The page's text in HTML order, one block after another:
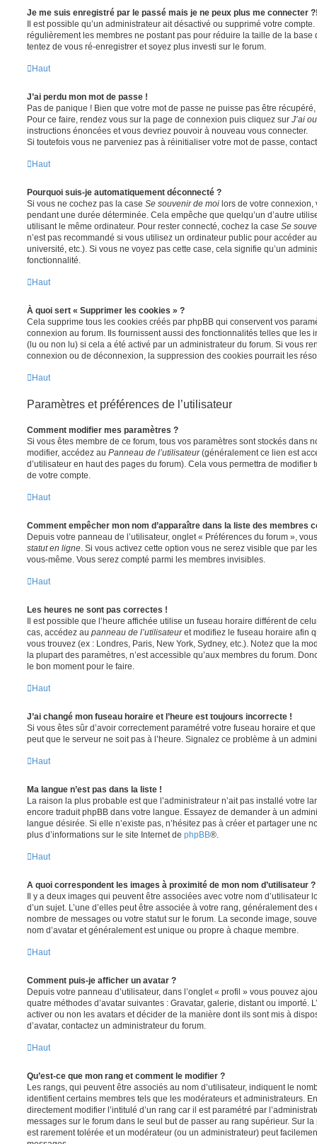
Je me suis enregistré par le passé mais je ne peux plus me connecter
Il est possible qu’un administrateur ait désactivé ou supprimé votre
régulièrement les membres ne postant pas pour réduire la taille de la base
tentez de vous ré-enregistrer et soyez plus investi sur le forum.
Haut
J’ai perdu mon mot de passe !
Pas de panique ! Bien que votre mot de passe ne puisse pas être
Pour ce faire, rendez vous sur la page de connexion puis cliquez sur J’ai
instructions énoncées et vous devriez pouvoir à nouveau vous connecter.
Si toutefois vous ne parveniez pas à réinitialiser votre mot de passe,
Haut
Pourquoi suis-je automatiquement déconnecté ?
Si vous ne cochez pas la case Se souvenir de moi lors de votre connexion,
pendant une durée déterminée. Cela empêche que quelqu’un d’autre
utilisant le même ordinateur. Pour rester connecté, cochez la case Se
n’est pas recommandé si vous utilisez un ordinateur public pour accéder
université, etc.). Si vous ne voyez pas cette case, cela signifie qu’un
fonctionnalité.
Haut
À quoi sert « Supprimer les cookies » ?
Cela supprime tous les cookies créés par phpBB qui conservent vos
connexion au forum. Ils fournissent aussi des fonctionnalités telles que les
(lu ou non lu) si cela a été activé par un administrateur du forum. Si vous
connexion ou de déconnexion, la suppression des cookies pourrait les
Haut
Paramètres et préférences de l’utilisateur
Comment modifier mes paramètres ?
Si vous êtes membre de ce forum, tous vos paramètres sont stockés dans
modifier, accédez au Panneau de l’utilisateur(généralement ce lien est
d’utilisateur en haut des pages du forum). Cela vous permettra de modifier
de votre compte.
Haut
Comment empêcher mon nom d’apparaître dans la liste des membres
Depuis votre panneau de l’utilisateur, onglet « Préférences du forum »,
statut en ligne . Si vous activez cette option vous ne serez visible que par
vous-même. Vous serez compté parmi les membres invisibles.
Haut
Les heures ne sont pas correctes !
Il est possible que l’heure affichée utilise un fuseau horaire différent de
cas, accédez au panneau de l’utilisateuret modifiez le fuseau horaire afin
vous trouvez (ex : Londres, Paris, New York, Sydney, etc.). Notez que la
la plupart des paramètres, n’est accessible qu’aux membres du forum.
le bon moment pour le faire.
Haut
J’ai changé mon fuseau horaire et l’heure est toujours incorrecte !
Si vous êtes sûr d’avoir correctement paramétré votre fuseau horaire et
peut que le serveur ne soit pas à l’heure. Signalez ce problème à un
Haut
Ma langue n’est pas dans la liste !
La raison la plus probable est que l’administrateur n’ait pas installé votre
encore traduit phpBB dans votre langue. Essayez de demander à un
langue désirée. Si elle n’existe pas, n’hésitez pas à créer et partager une
plus d’informations sur le site Internet de phpBB®.
Haut
A quoi correspondent les images à proximité de mon nom d’utilisateur ?
Il y a deux images qui peuvent être associées avec votre nom d’utilisateur
d’un sujet. L’une d’elles peut être associée à votre rang, généralement
nombre de messages ou votre statut sur le forum. La seconde image,
nom d’avatar et généralement est unique ou propre à chaque membre.
Haut
Comment puis-je afficher un avatar ?
Depuis votre panneau d’utilisateur, dans l’onglet « profil » vous pouvez
quatre méthodes d’avatar suivantes : Gravatar, galerie, distant ou importé.
activer ou non les avatars et décider de la manière dont ils sont mis à
d’avatar, contactez un administrateur du forum.
Haut
Qu’est-ce que mon rang et comment le modifier ?
Les rangs, qui peuvent être associés au nom d’utilisateur, indiquent le
identifient certains membres tels que les modérateurs et administrateurs.
directement modifier l’intitulé d’un rang car il est paramétré par
messages sur le forum dans le seul but de passer au rang supérieur. Sur
est rarement tolérée et un modérateur (ou un administrateur) peut